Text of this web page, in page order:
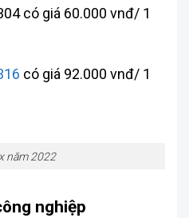
có giá 60.000 vnđ/ 1
có giá 92.000 vnđ/ 1
năm 2022
nghiệp